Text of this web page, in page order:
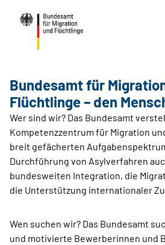
Bundesamt für
Flüchtlinge – den
Wer sind wir? Das Bundesamt
Kompetenzzentrum für Migration
breit gefächerten
Durchführung von Asylverfahren
bundesweiten Integration, die
die Unterstützung internationaler
Wen suchen wir? Das Bundesamt
und motivierte Bewerberinnen und